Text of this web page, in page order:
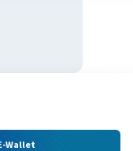
Wallet